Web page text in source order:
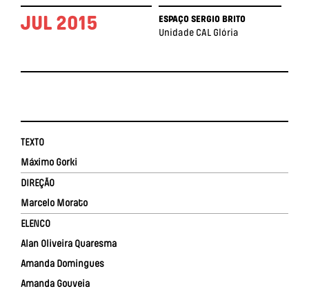
JUL 2015
ESPAÇO SERGIO BRITO
Unidade CAL Glória
TEXTO
Máximo Gorki
DIREÇÃO
Marcelo Morato
ELENCO
Alan Oliveira Quaresma
Amanda Domingues
Amanda Gouveia